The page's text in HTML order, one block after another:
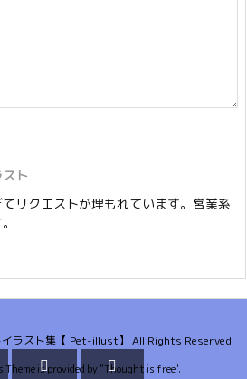
ト
リクエストが埋もれています。営業系
ラスト集【 Pet-illust】 All Rights Reserved.
is provided by "Thought is free".
 